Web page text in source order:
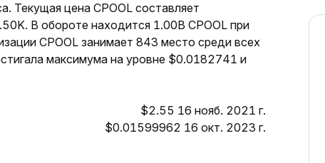
Текущая цена CPOOL составляет
В обороте находится 1.00B CPOOL при
CPOOL занимает 843 место среди всех
максимума на уровне $0.0182741 и
$2.55 16 нояб. 2021 г.
$0.01599962 16 окт. 2023 г.